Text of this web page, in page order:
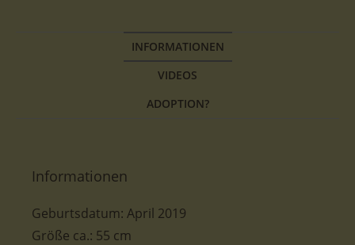
INFORMATIONEN
VIDEOS
ADOPTION?
Informationen
Geburtsdatum: April 2019
Größe ca.: 55 cm